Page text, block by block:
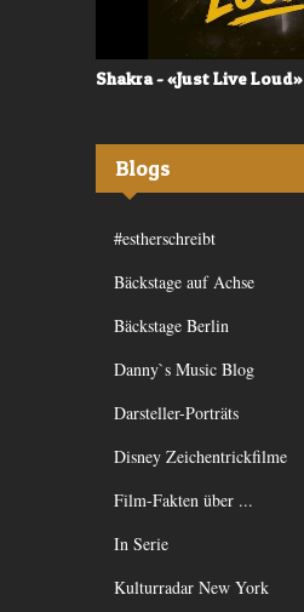
Shakra - «Just Live Loud»
Blogs
#estherschreibt
Bäckstage auf Achse
Bäckstage Berlin
Danny`s Music Blog
Darsteller-Porträts
Disney Zeichentrickfilme
Film-Fakten über ...
In Serie
Kulturradar New York